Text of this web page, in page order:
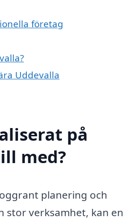
företag
Uddevalla
på
med?
planering och
stor verksamhet, kan en